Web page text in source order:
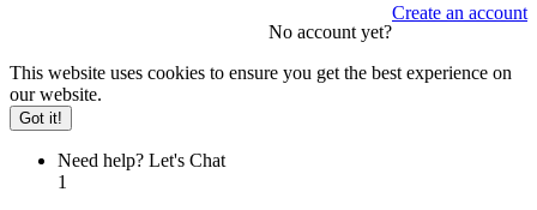
No account yet?
Create an account
This website uses cookies to ensure you get the best experience on
our website.
Got it!
Need help? Let's Chat
1